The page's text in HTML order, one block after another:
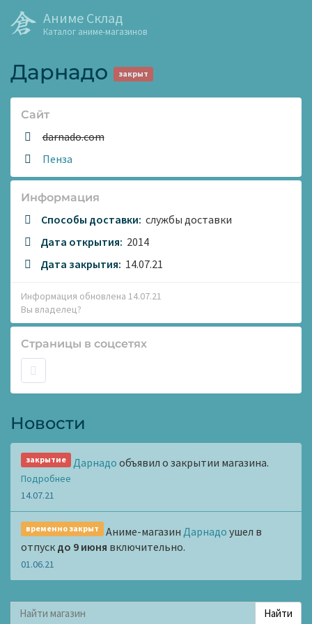
Аниме Склад
Каталог аниме-магазинов
Дарнадо закрыт
Сайт
Сайт:
darnado.com
Адрес:
Пенза
Информация
Способы доставки: службы доставки
Дата открытия: 2014
Дата закрытия: 14.07.21
Информация обновлена 14.07.21
Вы владелец?
Страницы в соцсетях
Новости
закрытие Дарнадо объявил о закрытии магазина.
Подробнее
14.07.21
временно закрыт Аниме-магазинДарнадо ушел в
отпуск до 9 июня включительно.
01.06.21